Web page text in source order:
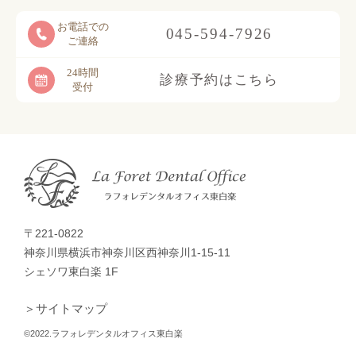
お電話での
ご連絡
045-594-7926
24時間
受付
診療予約はこちら
〒221-0822
神奈川県横浜市神奈川区西神奈川1-15-11
シェソワ東白楽 1F
＞サイトマップ
©2022.ラフォレデンタルオフィス東白楽